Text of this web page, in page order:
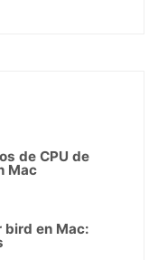
de CPU de
Mac
bird en Mac: